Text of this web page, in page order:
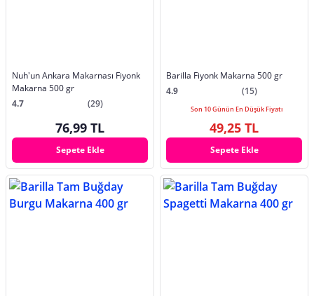
Nuh'un Ankara Makarnası Fiyonk
Makarna 500 gr
4.7
(29)
76,99 TL
Sepete Ekle
Barilla Fiyonk Makarna 500 gr
4.9
(15)
Son 10 Günün En Düşük Fiyatı
49,25 TL
Sepete Ekle